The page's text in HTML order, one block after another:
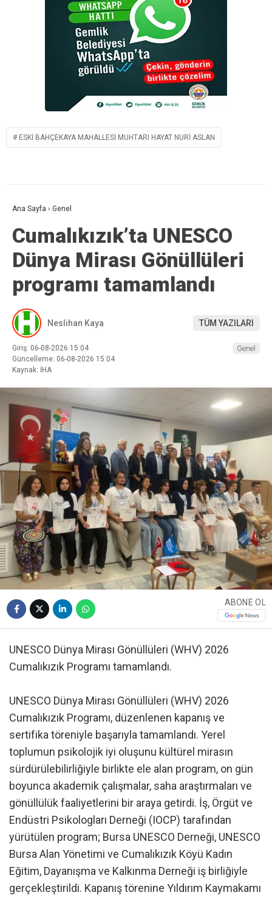
ESKI BAHÇEKAYA MAHALLESI MUHTARI HAYAT NURI ASLAN
Ana Sayfa › Genel
Cumalıkızık’ta UNESCO
Dünya Mirası Gönüllüleri
programı tamamlandı
Neslihan Kaya TÜM YAZILARI
Giriş: 06-08-2026 15:04
Güncelleme: 06-08-2026 15:04
Kaynak: İHA
Genel
ABONE OL
UNESCO Dünya Mirası Gönüllüleri (WHV) 2026
Cumalıkızık Programı tamamlandı.
UNESCO Dünya Mirası Gönüllüleri (WHV) 2026
Cumalıkızık Programı, düzenlenen kapanış ve
sertifika töreniyle başarıyla tamamlandı. Yerel
toplumun psikolojik iyi oluşunu kültürel mirasın
sürdürülebilirliğiyle birlikte ele alan program, on gün
boyunca akademik çalışmalar, saha araştırmaları ve
gönüllülük faaliyetlerini bir araya getirdi. İş, Örgüt ve
Endüstri Psikologları Derneği (IOCP) tarafından
yürütülen program; Bursa UNESCO Derneği, UNESCO
Bursa Alan Yönetimi ve Cumalıkızık Köyü Kadın
Eğitim, Dayanışma ve Kalkınma Derneği iş birliğiyle
gerçekleştirildi. Kapanış törenine Yıldırım Kaymakamı